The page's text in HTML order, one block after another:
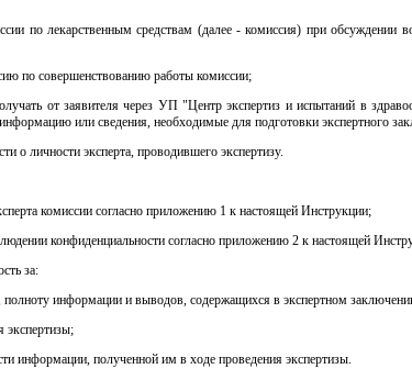
по лекарственным средствам (далее - комиссия) при обсуждении
по совершенствованию работы комиссии;
от заявителя через УП "Центр экспертиз и испытаний в
или сведения, необходимые для подготовки экспертного
о личности эксперта, проводившего экспертизу.
комиссии согласно приложению 1 к настоящей Инструкции;
конфиденциальности согласно приложению 2 к настоящей
за:
полноту информации и выводов, содержащихся в экспертном
экспертизы;
информации, полученной им в ходе проведения экспертизы.